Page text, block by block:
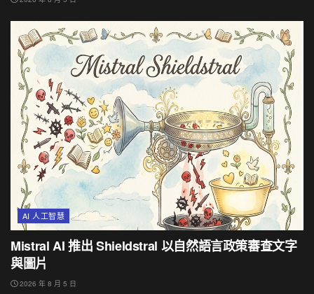
AI 人工智慧
Mistral AI 推出 Shieldstral 以自然語言政策審查文字
與圖片
2026 年 8 月 5 日